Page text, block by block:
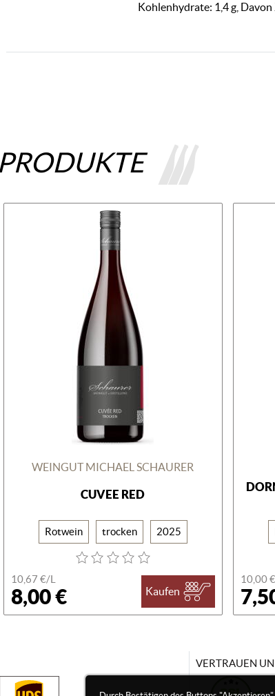
Kohlenhydrate: 1,4 g, Davon
PRODUKTE
WEINGUT MICHAEL SCHAURER
CUVEE RED
Rotwein trocken 2025
10,67 €/L
8,00 € Kaufen
10,00
VERTRAUEN